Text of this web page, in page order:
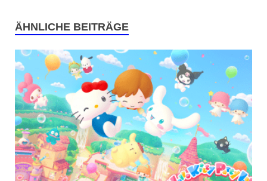
ÄHNLICHE BEITRÄGE